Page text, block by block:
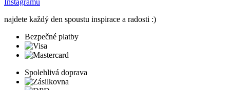
Instagramu
najdete každý den spoustu inspirace a radosti :)
Bezpečné platby
Spolehlivá doprava